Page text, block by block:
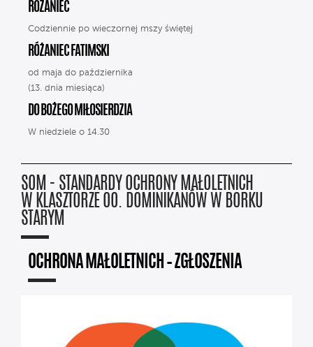
RÓŻANIEC
Codziennie po wieczornej mszy świętej
RÓŻANIEC FATIMSKI
od maja do października
(13. dnia miesiąca)
DO BOŻEGO MIŁOSIERDZIA
W niedziele o 14.30
SOM - STANDARDY OCHRONY MAŁOLETNICH
W KLASZTORZE OO. DOMINIKANÓW W BORKU
STARYM
OCHRONA MAŁOLETNICH – ZGŁOSZENIA